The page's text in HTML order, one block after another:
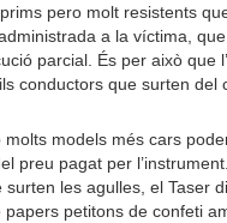
pero molt resistents
a la víctima,
parcial. És per això que
conductors que surten del
models més cars
preu pagat per
les agulles, el Taser
petitons de confeti